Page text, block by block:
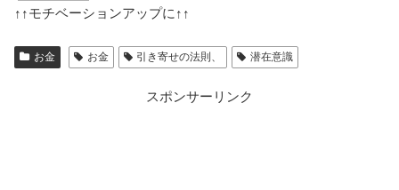
↑↑モチベーションアップに ↑↑
お金 お金 引き寄せの法則、 潜在意識
スポンサーリンク